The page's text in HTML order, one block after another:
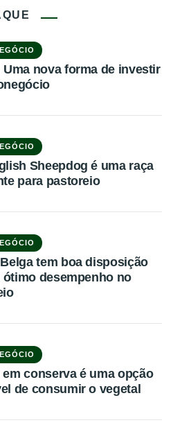
Uma nova forma de investir
Sheepdog é uma raça
para pastoreio
tem boa disposição
ótimo desempenho no
em conserva é uma opção
de consumir o vegetal